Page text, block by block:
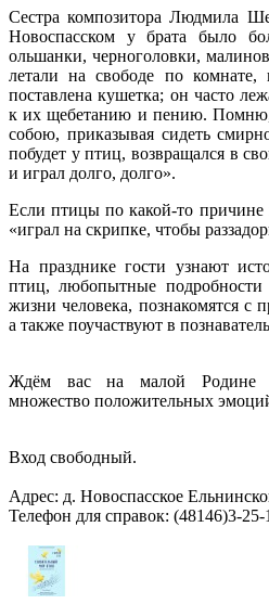
Сестра композитора Людмила
Новоспасском у брата было
ольшанки, черноголовки,
летали на свободе по
поставлена кушетка; он часто
к их щебетанию и пению. Помню,
собою, приказывая сидеть
побудет у птиц, возвращался в
и играл долго, долго».
Если птицы по какой-то
«играл на скрипке, чтобы
На празднике гости узнают
птиц, любопытные
жизни человека, познакомятся с
а также поучаствуют в
Ждём вас на малой Родине
множество положительных
Вход свободный.
Адрес: д. Новоспасское
Телефон для справок: (48146)3-25-